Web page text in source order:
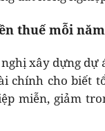
thuế mỗi
xây dựng dự
chính cho biết
miễn, giảm